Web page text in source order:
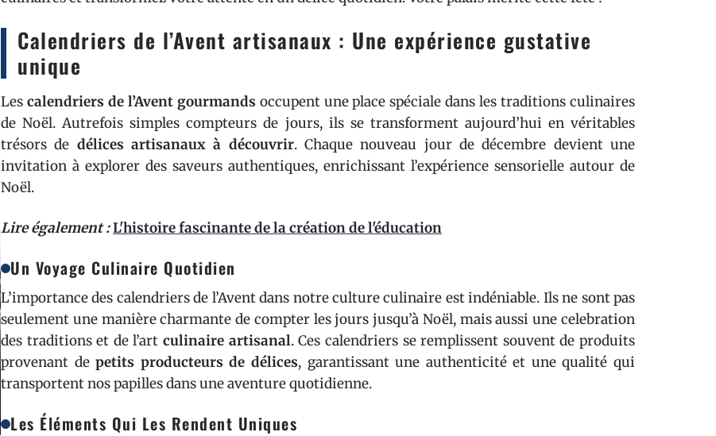
Calendriers de l’Avent artisanaux : Une expérience gustative
unique
Les calendriers de l’Avent gourmands occupent une place spéciale dans les traditions culinaires
de Noël. Autrefois simples compteurs de jours, ils se transforment aujourd’hui en véritables
trésors de délices artisanaux à découvrir. Chaque nouveau jour de décembre devient une
invitation à explorer des saveurs authentiques, enrichissant l’expérience sensorielle autour de
Noël.
Lire également :L'histoire fascinante de la création de l'éducation
Un Voyage Culinaire Quotidien
L’importance des calendriers de l’Avent dans notre culture culinaire est indéniable. Ils ne sont pas
seulement une manière charmante de compter les jours jusqu’à Noël, mais aussi une celebration
des traditions et de l’artculinaire artisanal. Ces calendriers se remplissent souvent de produits
provenant depetits producteurs de délices, garantissant une authenticité et une qualité qui
transportent nos papilles dans une aventure quotidienne.
Les Éléments Qui Les Rendent Uniques